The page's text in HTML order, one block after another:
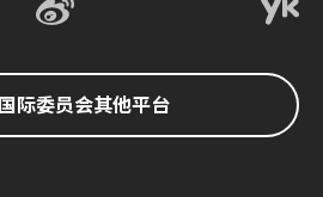
际委员会其他平台